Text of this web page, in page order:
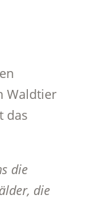
Waldtier
das
die
die